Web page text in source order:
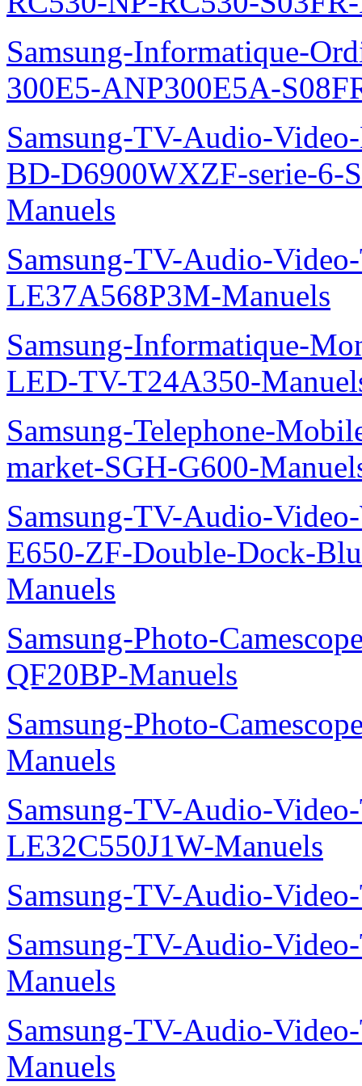
Samsung-Informatique-
300E5-ANP300E5A-
Samsung-TV-Audio-
BD-D6900WXZF-serie-6-
Manuels
Samsung-TV-Audio-
LE37A568P3M-Manuels
Samsung-Informatique-
LED-TV-T24A350-
Samsung-Telephone-
market-SGH-G600-
Samsung-TV-Audio-
E650-ZF-Double-Dock-
Manuels
Samsung-Photo-
QF20BP-Manuels
Samsung-Photo-
Manuels
Samsung-TV-Audio-
LE32C550J1W-Manuels
Samsung-TV-Audio-
Samsung-TV-Audio-
Manuels
Samsung-TV-Audio-
Manuels